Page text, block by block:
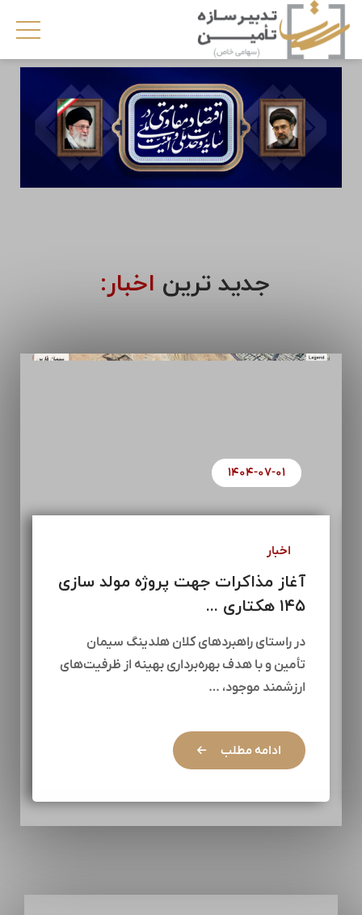
جدید ترین اخبار:
۱۴۰۴-۰۷-۰۱
اخبار
آغاز مذاکرات جهت پروژه مولد سازی
۱۴۵ هکتاری ...
در راستای راهبردهای کلان هلدینگ سیمان
تأمین و با هدف بهره‌برداری بهینه از ظرفیت‌های
ارزشمند موجود، …
ادامه مطلب